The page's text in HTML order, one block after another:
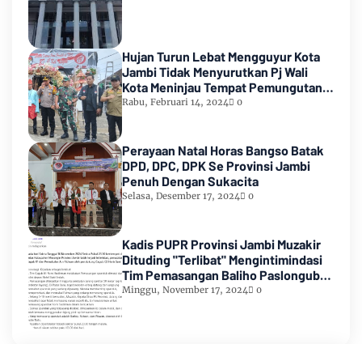
Hujan Turun Lebat Mengguyur Kota
Jambi Tidak Menyurutkan Pj Wali
Kota Meninjau Tempat Pemungutan
Suara Pemilu 2024
Rabu, Februari 14, 2024 0
Perayaan Natal Horas Bangso Batak
DPD, DPC, DPK Se Provinsi Jambi
Penuh Dengan Sukacita
Selasa, Desember 17, 2024 0
Kadis PUPR Provinsi Jambi Muzakir
Dituding "Terlibat" Mengintimindasi
Tim Pemasangan Baliho Paslongub
Romi-Sudirman
Minggu, November 17, 2024 0